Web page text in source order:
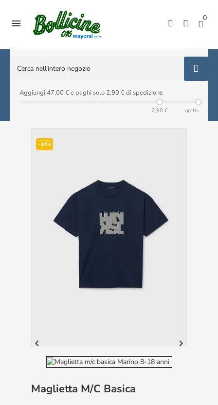
 0
Aggiungi 47,00 € e paghi solo 2,90 € di spedizione
2,90 € gratis
-30%
 
Maglietta M/c Basica